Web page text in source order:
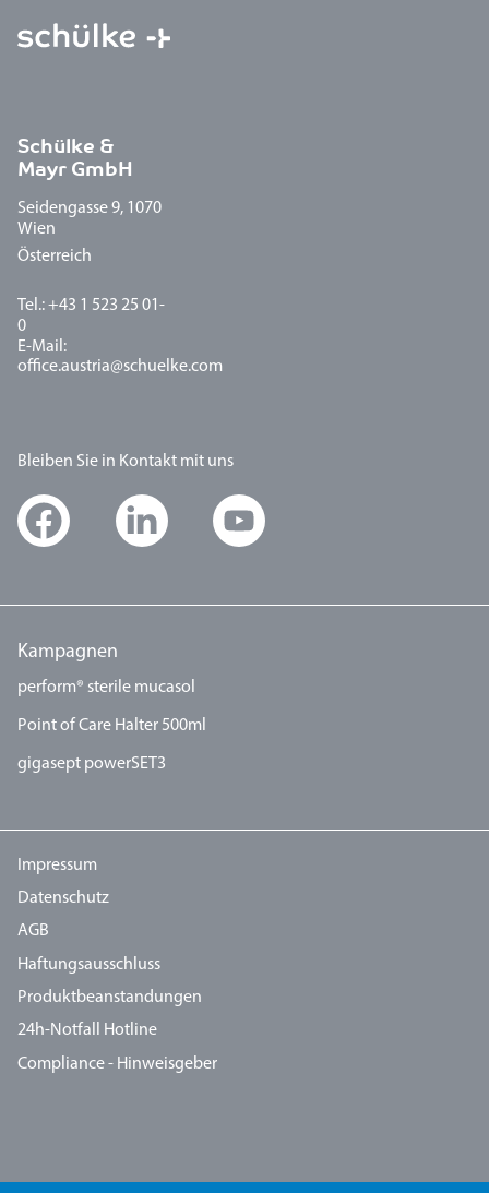
Schülke &
Mayr GmbH
Seidengasse 9, 1070
Wien
Österreich
Tel.: +43 1 523 25 01-
0
E-Mail:
office.austria@schuelke.com
Bleiben Sie in Kontakt mit uns
Kampagnen
perform® sterile mucasol
Point of Care Halter 500ml
gigasept powerSET3
Impressum
Datenschutz
AGB
Haftungsausschluss
Produktbeanstandungen
24h-Notfall Hotline
Compliance - Hinweisgeber